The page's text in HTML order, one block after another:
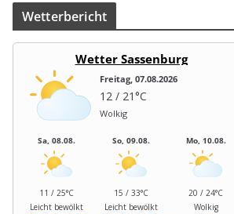
Wet­ter­be­richt
Wetter Sassenburg
Freitag, 07.08.2026
12 / 21°C
Wolkig
Sa, 08.08.
11 / 25°C
Leicht bewölkt
So, 09.08.
15 / 33°C
Leicht bewölkt
Mo, 10.08.
20 / 24°C
Wolkig